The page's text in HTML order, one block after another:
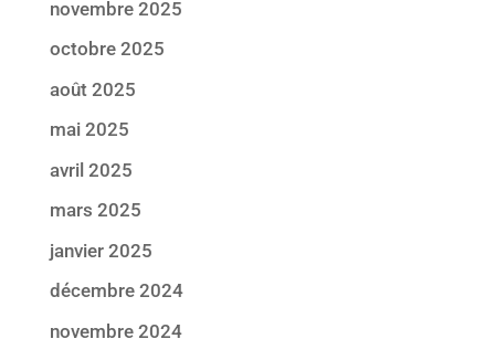
novembre 2025
octobre 2025
août 2025
mai 2025
avril 2025
mars 2025
janvier 2025
décembre 2024
novembre 2024